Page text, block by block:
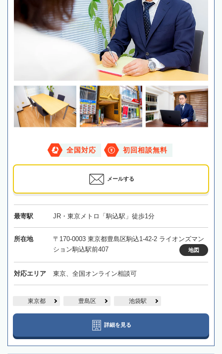
全国対応 初回相談無料
メールする
最寄駅 JR・東京メトロ「駒込駅」徒歩1分
所在地
〒170-0003 東京都豊島区駒込1-42-2 ライオンズマン
ション駒込駅前407
地図
対応エリア 東京、全国オンライン相談可
東京都 豊島区 池袋駅
詳細を見る